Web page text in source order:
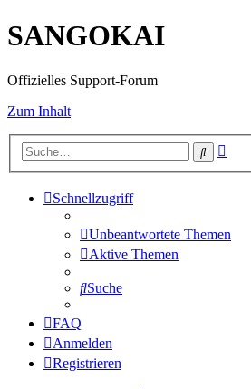
SANGOKAI
Offizielles Support-Forum
Zum Inhalt
Suche
Schnellzugriff
Unbeantwortete Themen
Aktive Themen
Suche
FAQ
Anmelden
Registrieren